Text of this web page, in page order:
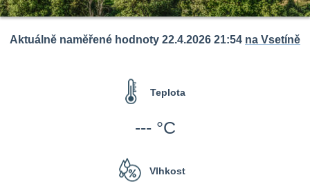
Aktuálně naměřené hodnoty 22.4.2026 21:54 na Vsetíně
Teplota
--- °C
Vlhkost